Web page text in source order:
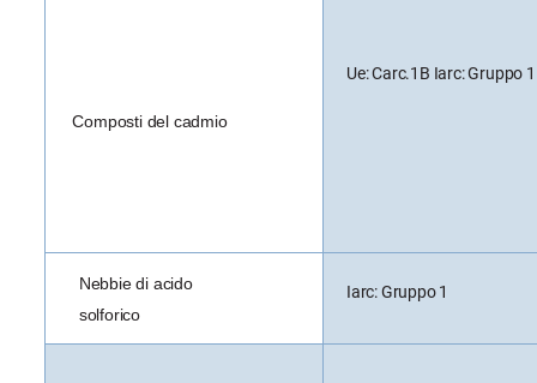
Composti del cadmio
Ue: Carc.1B Iarc: Gruppo 1
Nebbie di acido
solforico
Iarc: Gruppo 1